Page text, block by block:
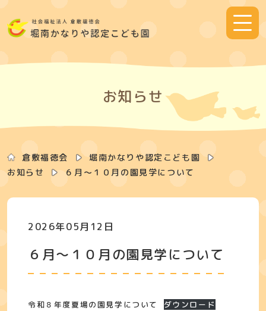
to
content
お知らせ
倉敷福徳会
堀南かなりや認定こども園
お知らせ
６月～１０月の園見学について
2026年05月12日
６月～１０月の園見学について
令和８年度夏場の園見学について ダウンロード